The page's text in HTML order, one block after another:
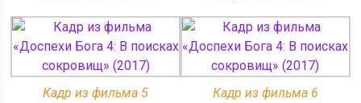
Кадр из фильма 5 Кадр из фильма 6